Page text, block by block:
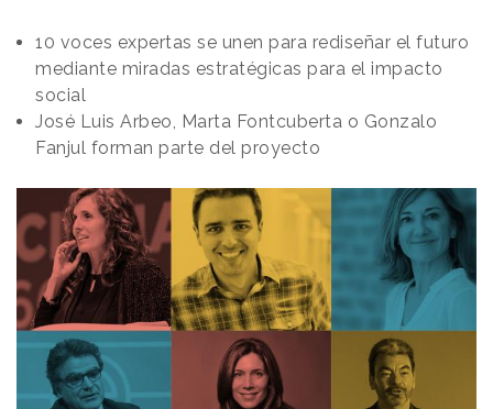
10 voces expertas se unen para rediseñar el futuro
mediante miradas estratégicas para el impacto
social
José Luis Arbeo, Marta Fontcuberta o Gonzalo
Fanjul forman parte del proyecto